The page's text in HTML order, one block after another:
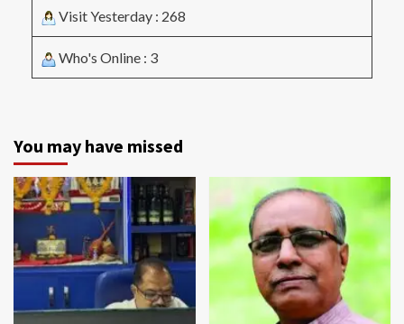
Visit Yesterday : 268
Who's Online : 3
You may have missed